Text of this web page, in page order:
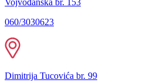
Vojvođanska br. 153
060/3030623
Dimitrija Tucovića br. 99